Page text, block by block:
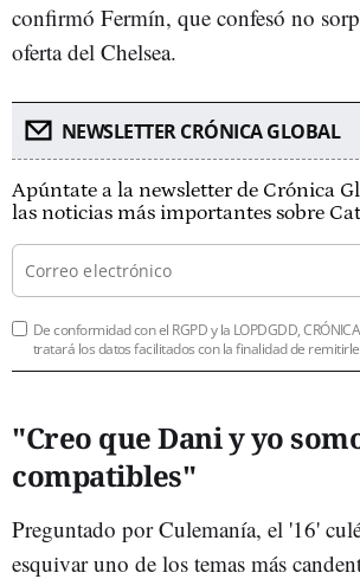
confirmó Fermín, que confesó no
oferta del Chelsea.
NEWSLETTER CRÓNICA GLOBAL
Apúntate a la newsletter de Crónica
las noticias más importantes sobre
De conformidad con el RGPD y la LOPDGDD,
tratará los datos facilitados con la finalidad de
"Creo que Dani y yo
compatibles"
Preguntado por Culemanía, el '16'
esquivar uno de los temas más